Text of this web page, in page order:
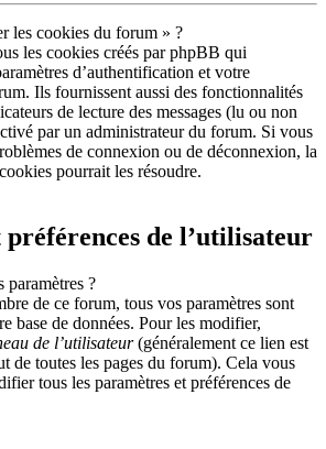
les cookies du forum » ?
les cookies créés par phpBB qui
d’authentification et votre
Ils fournissent aussi des fonctionnalités
de lecture des messages (lu ou non
par un administrateur du forum. Si vous
de connexion ou de déconnexion, la
pourrait les résoudre.
de l’utilisateur
paramètres ?
de ce forum, tous vos paramètres sont
base de données. Pour les modifier,
de l’utilisateur(généralement ce lien est
de toutes les pages du forum). Cela vous
tous les paramètres et préférences de